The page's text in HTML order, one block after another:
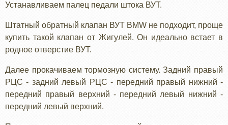
Устанавливаем палец педали штока ВУТ.
Штатный обратный клапан ВУТ BMW не подходит, проще
купить такой клапан от Жигулей. Он идеально встает в
родное отверстие ВУТ.
Далее прокачиваем тормозную систему. Задний правый
РЦС - задний левый РЦС - передний правый нижний -
передний правый верхний - передний левый нижний -
передний левый верхний.